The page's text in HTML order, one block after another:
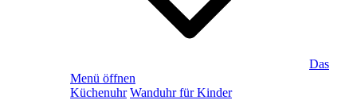
Das
Menü öffnen
Küchenuhr Wanduhr für Kinder